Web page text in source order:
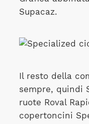
Supacaz.
Il resto della
sempre, quindi
ruote Roval
copertoncini